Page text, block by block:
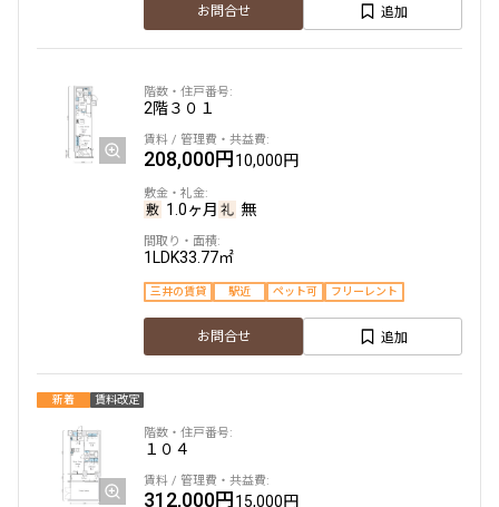
56.84㎡
新築 ペット可
お問合せ
3階 304
335,000円
1.0ヶ月 無
53.16㎡
新築 ペット可
新着 賃料改定
三井の賃貸 フリーレント
2階２０４
196,000円20,000円
無 無
1LDK30.13㎡
三井の賃貸 フリーレント
3階 ３０４
お問合せ 追加
2階３０１
208,000円10,000円
1.0ヶ月 無
1LDK33.77㎡
三井の賃貸 駅近 ペット可 フリーレント
お問合せ 追加
新着 賃料改定
１０４
312,000円15,000円